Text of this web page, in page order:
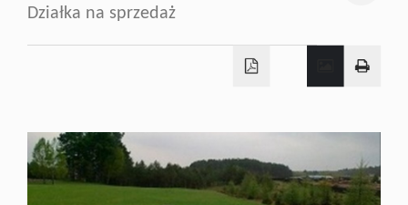
O
firmie
Oferta
Działka na sprzedaż